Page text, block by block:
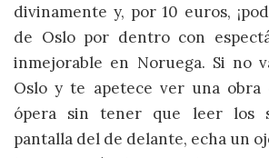
divinamente y, por 10 euros,
de Oslo por dentro con
inmejorable en Noruega. Si no
Oslo y te apetece ver una
ópera sin tener que leer los
pantalla del de delante, echa un